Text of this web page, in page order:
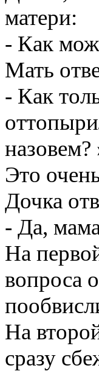
матери:
- Как
Мать
- Как
назовем?
Это
Дочка
- Да,
На
вопроса
На
сразу